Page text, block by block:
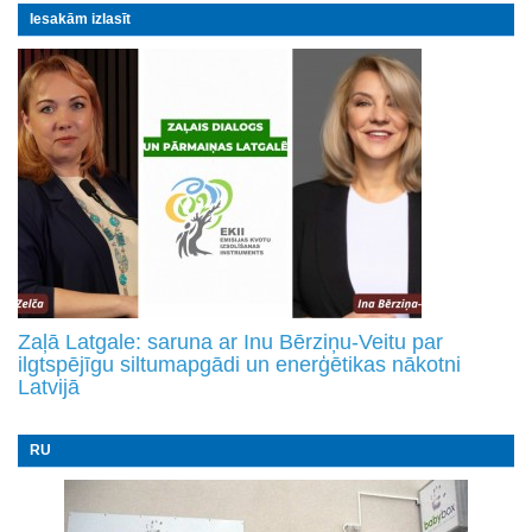
Iesakām izlasīt
Zaļā Latgale: saruna ar Inu Bērziņu-Veitu par
ilgtspējīgu siltumapgādi un enerģētikas nākotni
Latvijā
RU